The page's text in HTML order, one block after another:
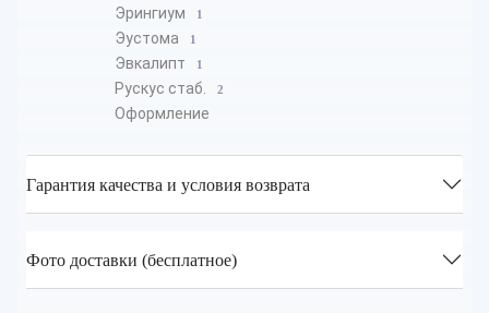
Эрингиум 1
Эустома 1
Эвкалипт 1
Рускус стаб. 2
Оформление
Гарантия качества и условия возврата
Фото доставки (бесплатное)